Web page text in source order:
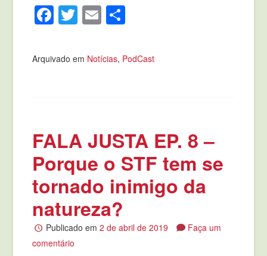
Facebook
Twitter
Email
Arquivado em Notícias, PodCast
FALA JUSTA EP. 8 –
Porque o STF tem se
tornado inimigo da
natureza?
Publicado em 2 de abril de 2019
Faça um
comentário